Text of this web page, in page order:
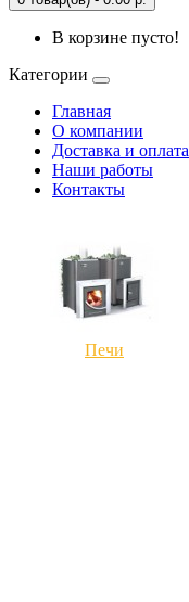
В корзине пусто!
Категории
Главная
О компании
Доставка и оплата
Наши работы
Контакты
Печи